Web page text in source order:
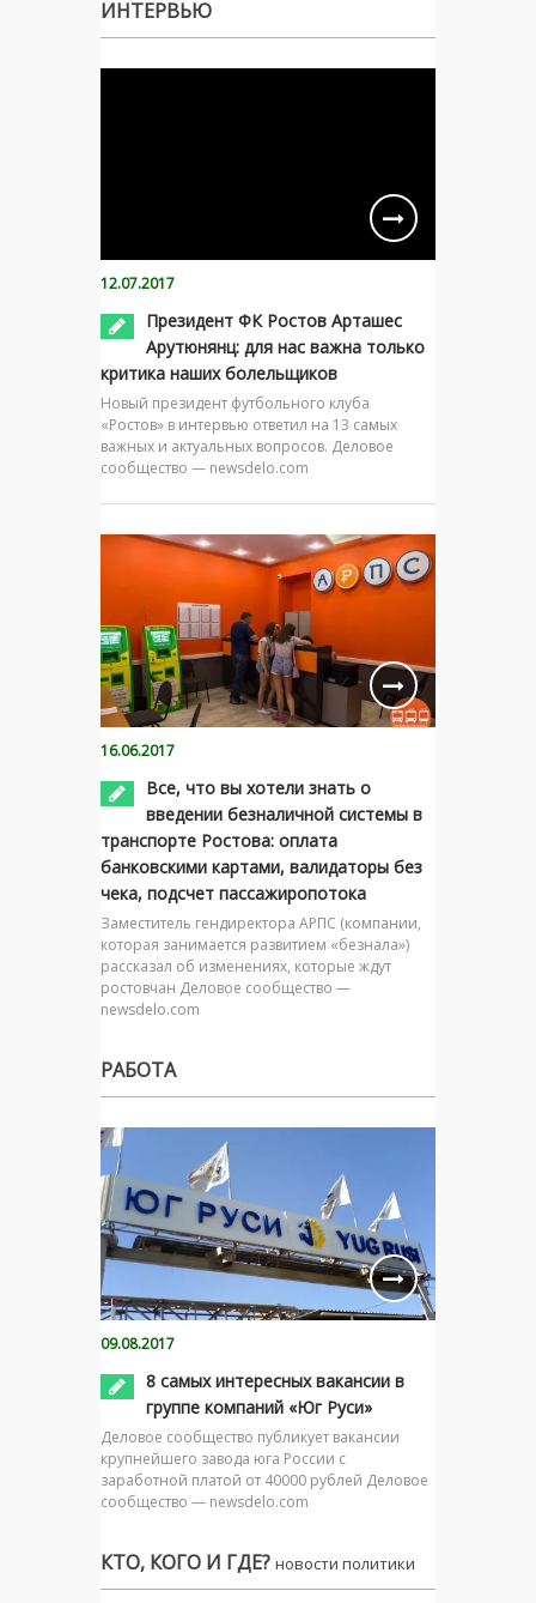
ИНТЕРВЬЮ
12.07.2017
Президент ФК Ростов Арташес
Арутюнянц: для нас важна только
критика наших болельщиков
Новый президент футбольного клуба
«Ростов» в интервью ответил на 13 самых
важных и актуальных вопросов. Деловое
сообщество — newsdelo.com
16.06.2017
Все, что вы хотели знать о
введении безналичной системы в
транспорте Ростова: оплата
банковскими картами, валидаторы без
чека, подсчет пассажиропотока
Заместитель гендиректора АРПС (компании,
которая занимается развитием «безнала»)
рассказал об изменениях, которые ждут
ростовчан Деловое сообщество —
newsdelo.com
РАБОТА
09.08.2017
8 самых интересных вакансии в
группе компаний «Юг Руси»
Деловое сообщество публикует вакансии
крупнейшего завода юга России с
заработной платой от 40000 рублей Деловое
сообщество — newsdelo.com
КТО, КОГО И ГДЕ? новости политики